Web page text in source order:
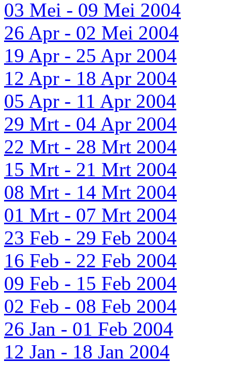
03 Mei - 09 Mei 2004
26 Apr - 02 Mei 2004
19 Apr - 25 Apr 2004
12 Apr - 18 Apr 2004
05 Apr - 11 Apr 2004
29 Mrt - 04 Apr 2004
22 Mrt - 28 Mrt 2004
15 Mrt - 21 Mrt 2004
08 Mrt - 14 Mrt 2004
01 Mrt - 07 Mrt 2004
23 Feb - 29 Feb 2004
16 Feb - 22 Feb 2004
09 Feb - 15 Feb 2004
02 Feb - 08 Feb 2004
26 Jan - 01 Feb 2004
12 Jan - 18 Jan 2004